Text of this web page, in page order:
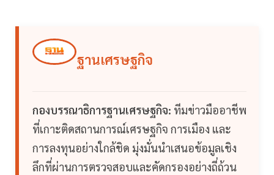
ฐานเศรษฐกิจ
กองบรรณาธิการฐานเศรษฐกิจ: ทีมข่าวมืออาชีพ
ที่เกาะติดสถานการณ์เศรษฐกิจ การเมือง และ
การลงทุนอย่างใกล้ชิด มุ่งมั่นนำเสนอข้อมูลเชิง
ลึกที่ผ่านการตรวจสอบและคัดกรองอย่างถี่ถ้วน